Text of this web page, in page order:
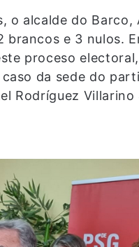
o alcalde do Barco,
brancos e 3 nulos.
proceso
da sede do
Rodríguez Villarino